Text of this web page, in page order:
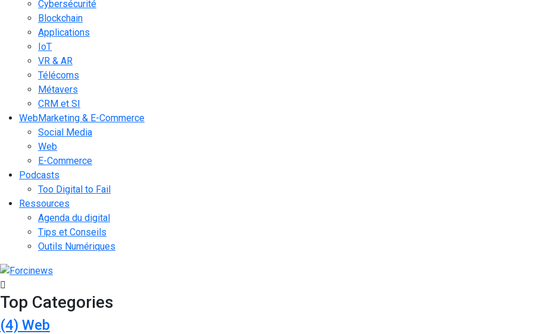
Cybersécurité
Blockchain
Applications
IoT
VR & AR
Télécoms
Métavers
CRM et SI
WebMarketing & E-Commerce
Social Media
Web
E-Commerce
Podcasts
Too Digital to Fail
Ressources
Agenda du digital
Tips et Conseils
Outils Numériques
Top Categories
(4) Web